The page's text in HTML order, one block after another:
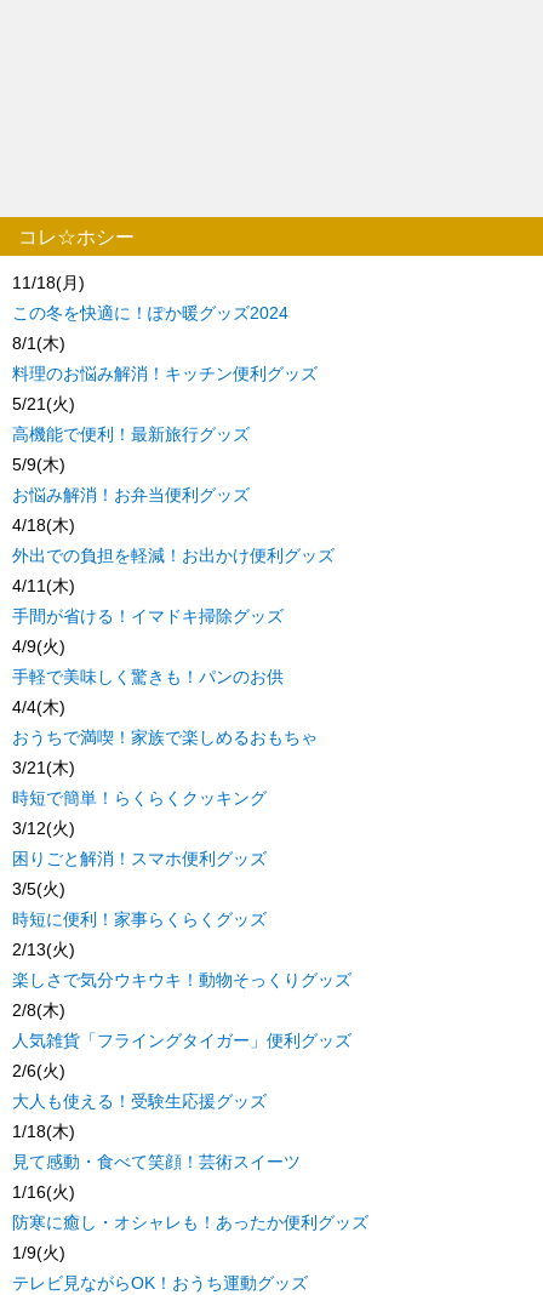
コレ☆ホシー
11/18(月)
この冬を快適に！ぽか暖グッズ2024
8/1(木)
料理のお悩み解消！キッチン便利グッズ
5/21(火)
高機能で便利！最新旅行グッズ
5/9(木)
お悩み解消！お弁当便利グッズ
4/18(木)
外出での負担を軽減！お出かけ便利グッズ
4/11(木)
手間が省ける！イマドキ掃除グッズ
4/9(火)
手軽で美味しく驚きも！パンのお供
4/4(木)
おうちで満喫！家族で楽しめるおもちゃ
3/21(木)
時短で簡単！らくらくクッキング
3/12(火)
困りごと解消！スマホ便利グッズ
3/5(火)
時短に便利！家事らくらくグッズ
2/13(火)
楽しさで気分ウキウキ！動物そっくりグッズ
2/8(木)
人気雑貨「フライングタイガー」便利グッズ
2/6(火)
大人も使える！受験生応援グッズ
1/18(木)
見て感動・食べて笑顔！芸術スイーツ
1/16(火)
防寒に癒し・オシャレも！あったか便利グッズ
1/9(火)
テレビ見ながらOK！おうち運動グッズ